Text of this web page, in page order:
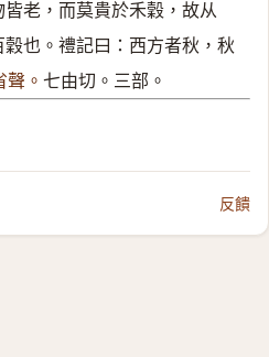
老，而莫貴於禾穀，故从
也。禮記曰：西方者秋，秋
聲。 七由切。三部。
反饋